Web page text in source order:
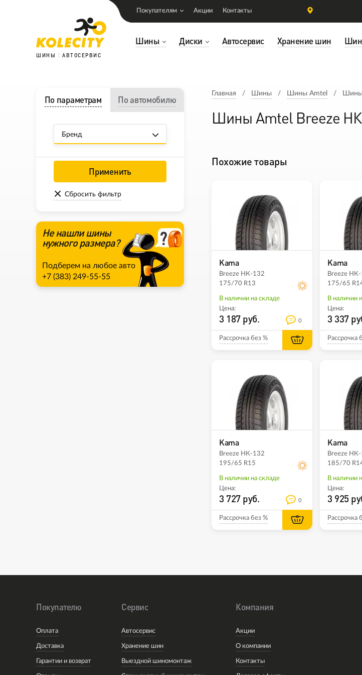
ШИНЫ АВТОСЕРВИС
Шины Диски Автосервис Хранение шин
Покупателям Акции Контакты
Главная Шины Шины Amtel Шины
Шины Amtel Breeze
По параметрам По автомобилю
Бренд
Применить
Сбросить фильтр
Не нашли шины
нужного размера?
Подберем на любое авто
+7 (383) 249-55-55
Похожие товары
Kama
Breeze НК-132
175/70 R13
В наличии на складе
Цена:
3 187 руб. 0
Рассрочка без %
Kama
Breeze
175/65
В наличии
Цена:
3 337
Рассрочка
Kama
Breeze НК-132
195/65 R15
В наличии на складе
Цена:
3 727 руб. 0
Рассрочка без %
Kama
Breeze
185/70
В наличии
Цена:
3 925
Рассрочка
Покупателю
Оплата
Доставка
Гарантии и возврат
Сервис
Автосервис
Хранение шин
Выездной шиномонтаж
Компания
Акции
О компании
Контакты